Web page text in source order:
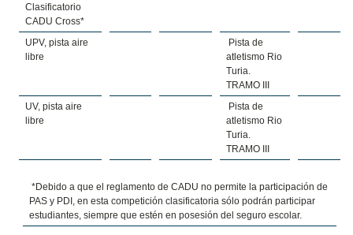
Clasificatorio
CADU Cross*
UPV, pista aire
libre
Pista de
atletismo Rio
Turia.
TRAMO III
UV, pista aire
libre
Pista de
atletismo Rio
Turia.
TRAMO III
*Debido a que el reglamento de CADU no permite la participación de
PAS y PDI, en esta competición clasificatoria sólo podrán participar
estudiantes, siempre que estén en posesión del seguro escolar.